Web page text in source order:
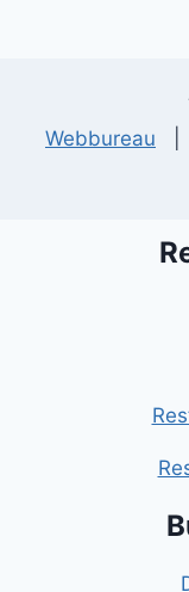
Webbureau |